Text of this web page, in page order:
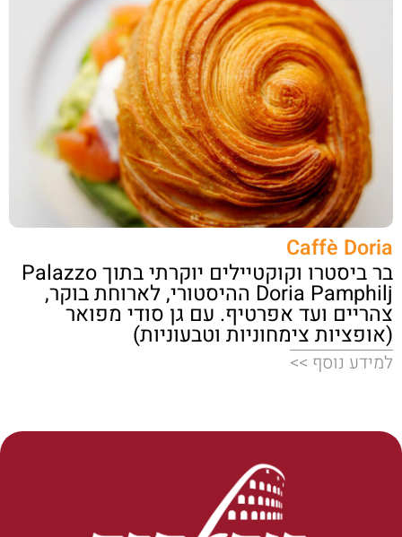
Caffè Doria
בר ביסטרו וקוקטיילים יוקרתי בתוך Palazzo
Doria Pamphilj ההיסטורי, לארוחת בוקר,
צהריים ועד אפרטיף. עם גן סודי מפואר
(אופציות צימחוניות וטבעוניות)
למידע נוסף >>